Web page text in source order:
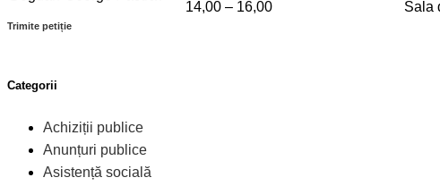
14,00 – 16,00
Sala
Trimite petiție
Categorii
Achiziții publice
Anunțuri publice
Asistență socială